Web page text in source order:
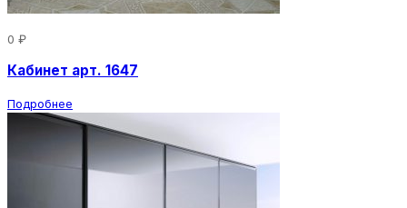
0 ₽
Кабинет арт. 1647
Подробнее